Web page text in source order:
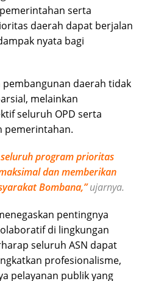
serta
daerah dapat berjalan
nyata bagi
daerah tidak
melainkan
seluruh OPD serta
pemerintahan.
program prioritas
dan memberikan
Bombana,”ujarnya.
pentingnya
di lingkungan
seluruh ASN dapat
profesionalisme,
pelayanan publik yang